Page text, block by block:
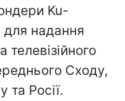
Ku-
для надання
телевізійного
Сходу,
та Росії.